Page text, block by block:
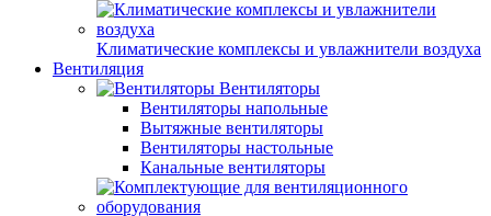
Климатические комплексы и увлажнители воздуха
Вентиляция
Вентиляторы
Вентиляторы напольные
Вытяжные вентиляторы
Вентиляторы настольные
Канальные вентиляторы